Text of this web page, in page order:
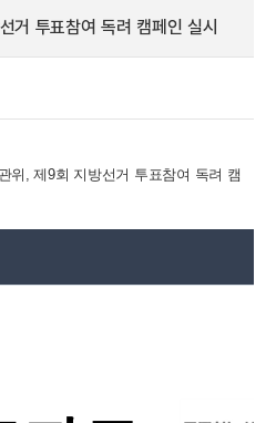
거 투표참여 독려 캠페인 실시
위, 제9회 지방선거 투표참여 독려 캠